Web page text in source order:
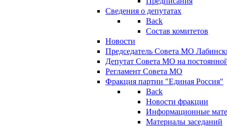
Сведения о депутатах
Back
Состав комитетов
Новости
Председатель Совета МО
Депутат Совета МО на
Регламент Совета МО
Фракция партии "Единая Россия"
Back
Новости фракции
Информационные
Материалы заседаний